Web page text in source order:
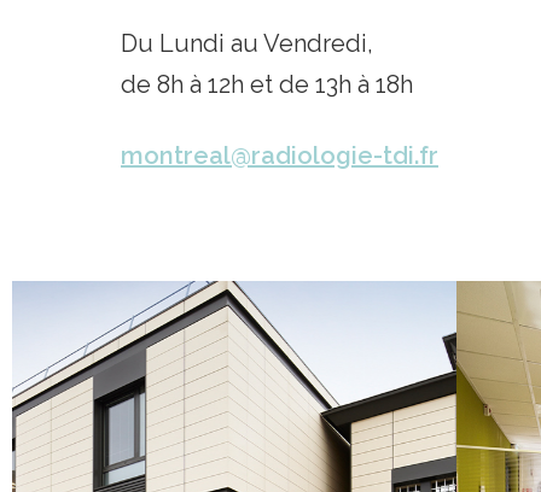
Du Lundi au Vendredi,
de 8h à 12h et de 13h à 18h
montreal@radiologie-tdi.fr